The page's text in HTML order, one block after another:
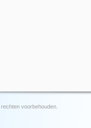
voorbehouden.